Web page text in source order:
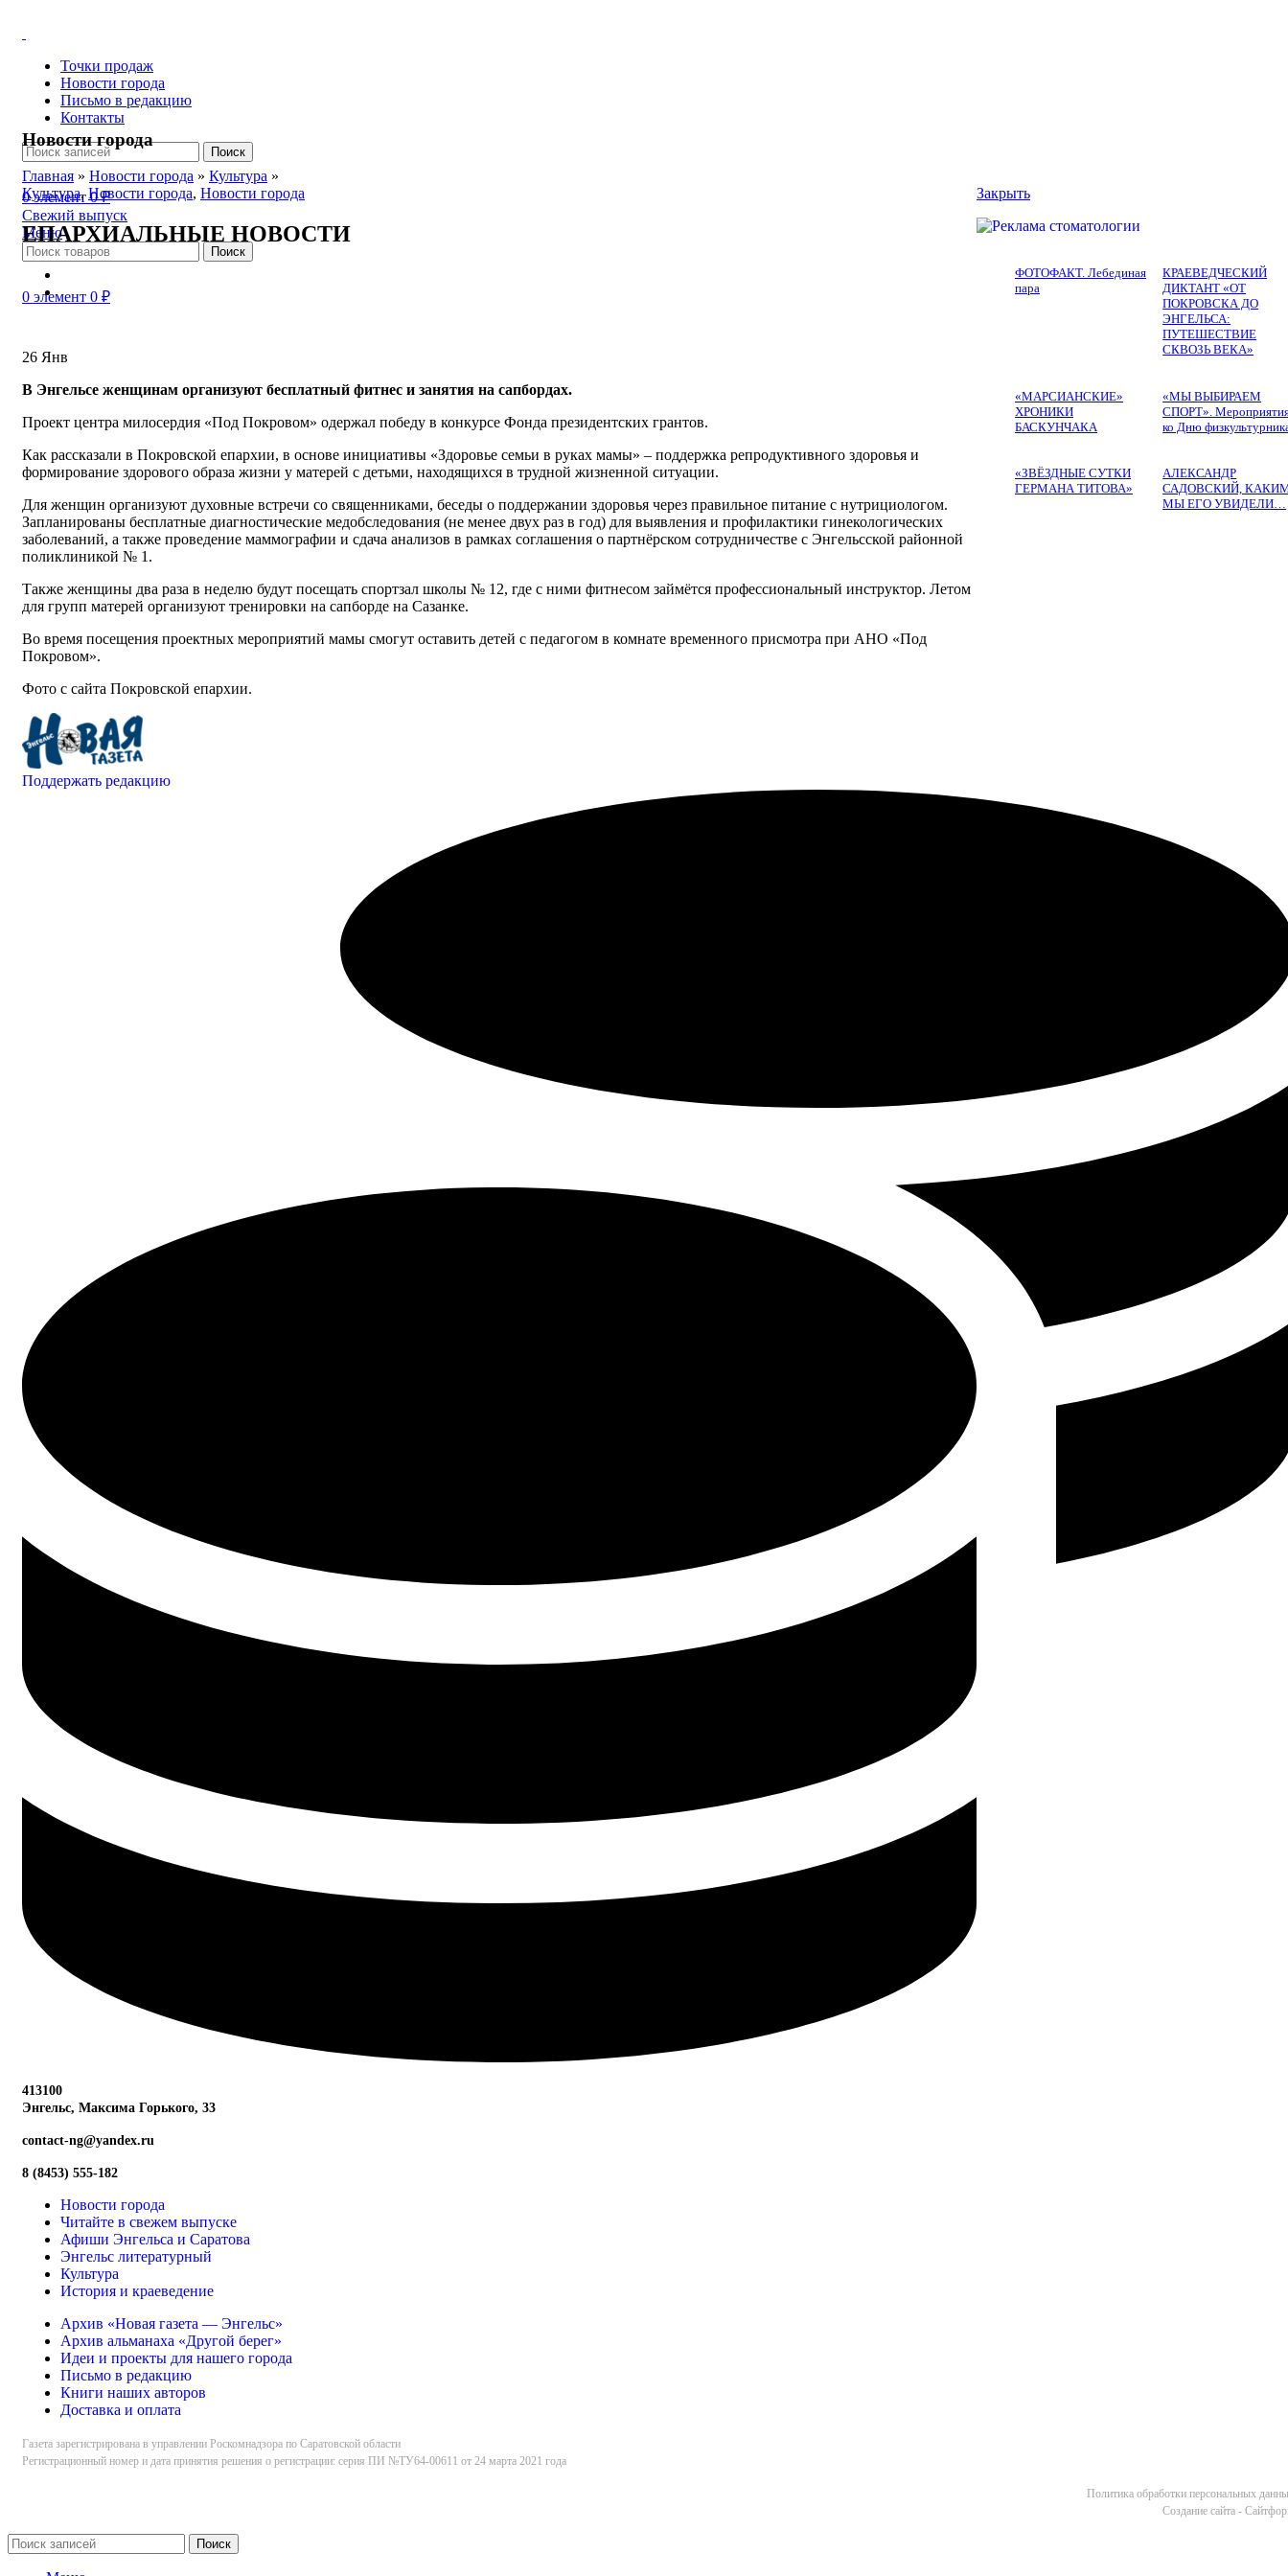
Точки продаж
Новости города
Письмо в редакцию
Контакты
Поиск
0элемент 0₽
Свежий выпуск
Меню
Поиск
0 элемент 0 ₽
Новости города
Главная » Новости города » Культура »
Культура,Новости города, Новости города
ЕПАРХИАЛЬНЫЕ НОВОСТИ
26 Янв
В Энгельсе женщинам организуют бесплатный фитнес и занятия на сапбордах.
Проект центра милосердия «Под Покровом» одержал победу в конкурсе Фонда президентских грантов.
Как рассказали в Покровской епархии, в основе инициативы «Здоровье семьи в руках мамы» – поддержка репродуктивного здоровья и
формирование здорового образа жизни у матерей с детьми, находящихся в трудной жизненной ситуации.
Для женщин организуют духовные встречи со священниками, беседы о поддержании здоровья через правильное питание с нутрициологом.
Запланированы бесплатные диагностические медобследования (не менее двух раз в год) для выявления и профилактики гинекологических
заболеваний, а также проведение маммографии и сдача анализов в рамках соглашения о партнёрском сотрудничестве с Энгельсской районной
поликлиникой № 1.
Также женщины два раза в неделю будут посещать спортзал школы № 12, где с ними фитнесом займётся профессиональный инструктор. Летом
для групп матерей организуют тренировки на сапборде на Сазанке.
Во время посещения проектных мероприятий мамы смогут оставить детей с педагогом в комнате временного присмотра при АНО «Под
Покровом».
Фото с сайта Покровской епархии.
Закрыть
ФОТОФАКТ. Лебединая
пара
КРАЕВЕДЧЕСКИЙ
ДИКТАНТ «ОТ
ПОКРОВСКА ДО
ЭНГЕЛЬСА:
ПУТЕШЕСТВИЕ
СКВОЗЬ ВЕКА»
«МАРСИАНСКИЕ»
ХРОНИКИ
БАСКУНЧАКА
«МЫ ВЫБИРАЕМ
СПОРТ».
ко Дню
«ЗВЁЗДНЫЕ СУТКИ
ГЕРМАНА ТИТОВА»
АЛЕКСАНДР
САДОВСКИЙ,
МЫ ЕГО УВИДЕЛИ…
Поддержать редакцию
413100
Энгельс, Максима Горького, 33
contact-ng@yandex.ru
8 (8453) 555-182
Новости города
Читайте в свежем выпуске
Афиши Энгельса и Саратова
Энгельс литературный
Культура
История и краеведение
Архив «Новая газета — Энгельс»
Архив альманаха «Другой берег»
Идеи и проекты для нашего города
Письмо в редакцию
Книги наших авторов
Доставка и оплата
Газета зарегистрирована в управлении Роскомнадзора по Саратовской области
Регистрационный номер и дата принятия решения о регистрации: серия ПИ №ТУ64-00611 от 24 марта 2021 года
Политика обработки персональных
Cоздание сайта -
Поиск